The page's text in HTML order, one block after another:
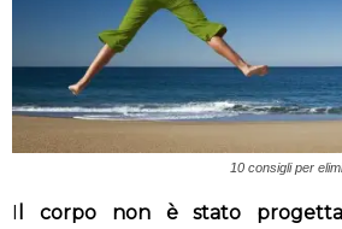
10 consigli per
I
l corpo non è stato